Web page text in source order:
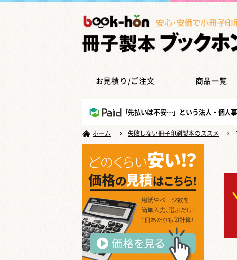
お見積り/ご注文 商品一覧
「先払いは不安…」という法人・個人
ホーム 失敗しない冊子印刷製本のススメ